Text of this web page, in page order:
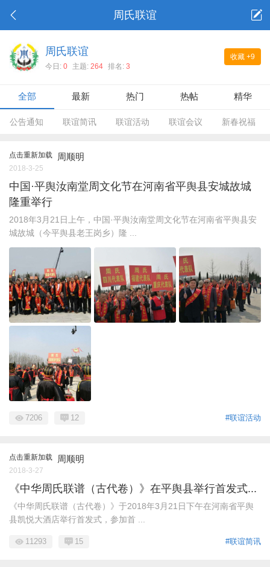
周氏联谊
收藏 +9
周氏联谊
今日: 0 主题: 264 排名: 3
全部 最新 热门 热帖 精华
公告通知 联谊简讯 联谊活动 联谊会议 新春祝福
点击重新加载 周顺明
2018-3-25
中国·平舆汝南堂周文化节在河南省平舆县安城故城
隆重举行
2018年3月21日上午，中国·平舆汝南堂周文化节在河南省平舆县安
城故城（今平舆县老王岗乡）隆 ...
#联谊活动
7206 12
点击重新加载 周顺明
2018-3-27
《中华周氏联谱（古代卷）》在平舆县举行首发式...
《中华周氏联谱（古代卷）》于2018年3月21日下午在河南省平舆
县凯悦大酒店举行首发式，参加首 ...
#联谊简讯
11293 15